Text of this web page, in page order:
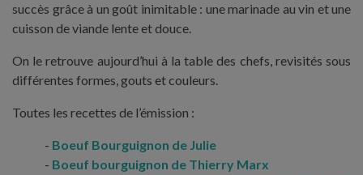
succès grâce à un goût inimitable : une marinade au vin et une
cuisson de viande lente et douce.
On le retrouve aujourd’hui à la table des chefs, revisités sous
différentes formes, gouts et couleurs.
Toutes les recettes de l’émission :
Boeuf Bourguignon de Julie
Boeuf bourguignon de Thierry Marx